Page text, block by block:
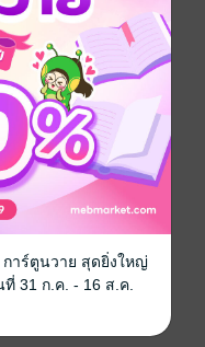
ไหน พอมาวันหนึ่ง
หายรักเข้าแต่ทว่า
จของนางจึงได้เริ่ม
ลิกผัน แผนการที่วาง
มื่อจงฉือตัวจริงนั้นได้
ม่เคยรู้จักมาก่อน
pdf, epub (สารบัญ)
การ์ตูนวาย สุดยิ่งใหญ่
31 ก.ค. - 16 ส.ค.